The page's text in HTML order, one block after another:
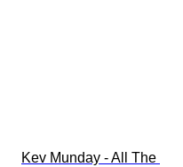
Kev Munday - All The